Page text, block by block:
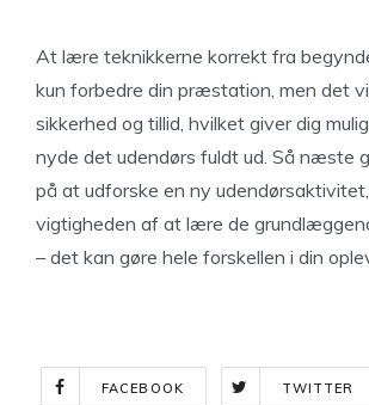
At lære teknikkerne korrekt fra
kun forbedre din præstation, men det
sikkerhed og tillid, hvilket giver dig
nyde det udendørs fuldt ud. Så næste
på at udforske en ny
vigtigheden af at lære de
– det kan gøre hele forskellen i din
FACEBOOK TWITTER